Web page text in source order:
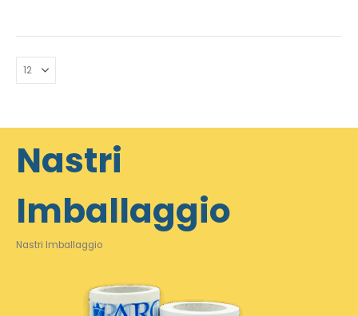
Nastri
Imballaggio
Nastri Imballaggio